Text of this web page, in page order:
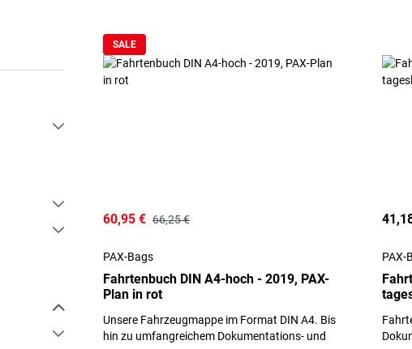
SALE
60,95 € 66,25 €
PAX-Bags
Fahrtenbuch DIN A4-hoch - 2019, PAX-
Plan in rot
Unsere Fahrzeugmappe im Format DIN A4. Bis
hin zu umfangreichem Dokumentations- und
PAX-